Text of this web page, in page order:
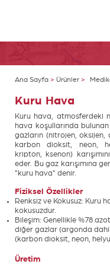
Ana Sayfa > Ürünler >
Kuru Hava
Kuru hava, atmosferdeki
hava koşullarında bulunan
gazların (nitrojen, oksijen,
karbon dioksit, neon,
kripton, ksenon)
eder. Bu gaz karışımına
"kuru hava" denir.
Fiziksel Özellikler
Renksiz ve Kokusuz: Kuru
kokusuzdur.
Bileşim: Genellikle %78
diğer gazlar (argonda
(karbon dioksit, neon,
Üretim